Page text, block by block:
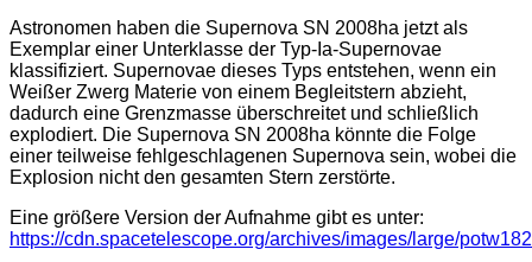
Astronomen haben die Supernova SN 2008ha jetzt als
Exemplar einer Unterklasse der Typ-Ia-Supernovae
klassifiziert. Supernovae dieses Typs entstehen, wenn ein
Weißer Zwerg Materie von einem Begleitstern abzieht,
dadurch eine Grenzmasse überschreitet und schließlich
explodiert. Die Supernova SN 2008ha könnte die Folge
einer teilweise fehlgeschlagenen Supernova sein, wobei die
Explosion nicht den gesamten Stern zerstörte.
Eine größere Version der Aufnahme gibt es unter:
https://cdn.spacetelescope.org/archives/images/large/